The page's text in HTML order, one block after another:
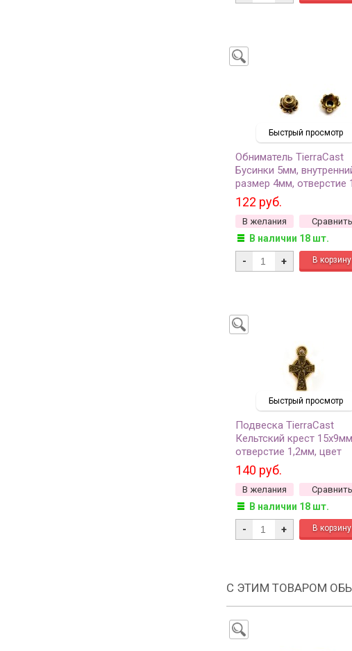
Быстрый просмотр
Обниматель TierraCast
Бусинки 5мм,
размер 4мм, отверстие
цвет античное золото,
5571-26, 2шт
122 руб.
В желания Сравнить
В наличии 18 шт.
- +
Быстрый просмотр
Подвеска TierraCast
Кельтский крест
отверстие 1,2мм, цвет
античное золото, 94-
26, 1шт
140 руб.
В желания Сравнить
В наличии 18 шт.
- +
С ЭТИМ ТОВАРОМ